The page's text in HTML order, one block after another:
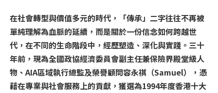
在社會轉型與價值多元的時代，「傳承」二字往往不再被
單純理解為血脈的延續，而是關於一份信念如何跨越世
代，在不同的生命階段中，經歷塑造、深化與實踐。三十
年前，現為全國政協經濟委員會副主任兼保險界殿堂級人
物、AIA區域執行總監及榮譽顧問容永祺（Samuel），憑
藉在專業與社會服務上的貢獻，獲選為1994年度香港十大